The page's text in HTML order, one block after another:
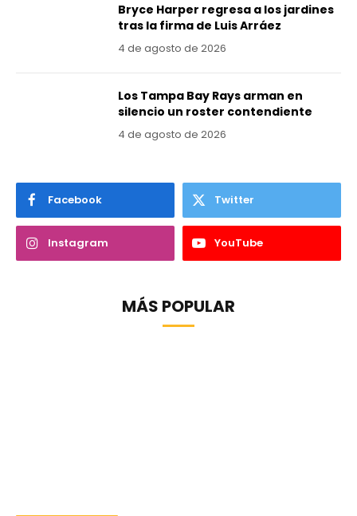
Bryce Harper regresa a los jardines
tras la firma de Luis Arráez
4 de agosto de 2026
Los Tampa Bay Rays arman en
silencio un roster contendiente
4 de agosto de 2026
Facebook Twitter
Instagram YouTube
MÁS POPULAR